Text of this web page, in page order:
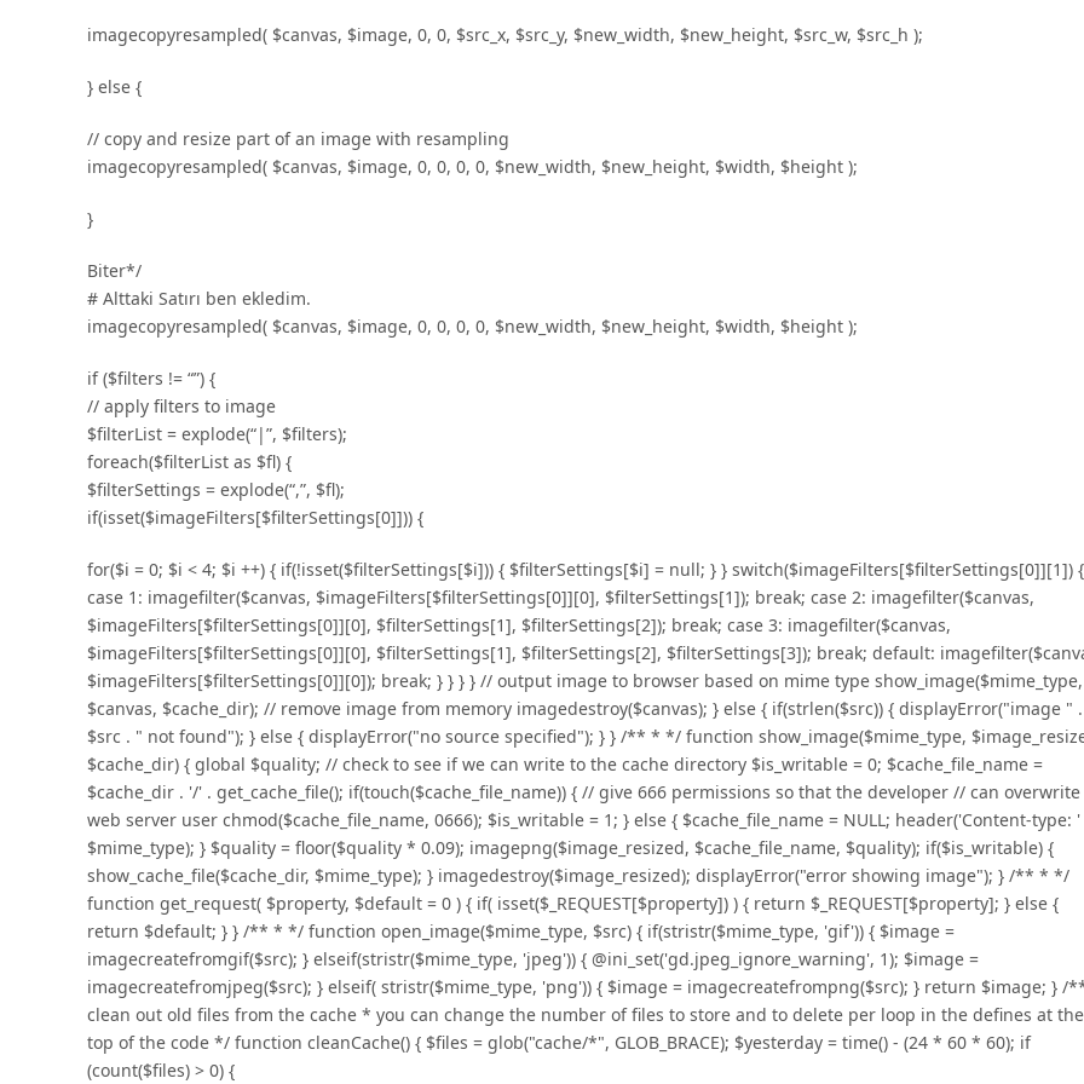
imagecopyresampled( $canvas, $image, 0, 0, $src_x, $src_y, $new_width, $new_height, $src_w, $src_h );
} else {
// copy and resize part of an image with resampling
imagecopyresampled( $canvas, $image, 0, 0, 0, 0, $new_width, $new_height, $width, $height );
}
Biter*/
# Alttaki Satırı ben ekledim.
imagecopyresampled( $canvas, $image, 0, 0, 0, 0, $new_width, $new_height, $width, $height );
if ($filters != “”) {
// apply filters to image
$filterList = explode(“|”, $filters);
foreach($filterList as $fl) {
$filterSettings = explode(“,”, $fl);
if(isset($imageFilters[$filterSettings[0]])) {
for($i = 0; $i < 4; $i ++) { if(!isset($filterSettings[$i])) { $filterSettings[$i] = null; } } switch($imageFilters[$filterSettings[0]][1]) {
case 1: imagefilter($canvas, $imageFilters[$filterSettings[0]][0], $filterSettings[1]); break; case 2: imagefilter($canvas,
$imageFilters[$filterSettings[0]][0], $filterSettings[1], $filterSettings[2]); break; case 3: imagefilter($canvas,
$imageFilters[$filterSettings[0]][0], $filterSettings[1], $filterSettings[2], $filterSettings[3]); break; default:
$imageFilters[$filterSettings[0]][0]); break; } } } } // output image to browser based on mime type show_image($mime_type,
$canvas, $cache_dir); // remove image from memory imagedestroy($canvas); } else { if(strlen($src)) { displayError("image " .
$src . " not found"); } else { displayError("no source specified"); } } /** * */ function show_image($mime_type,
$cache_dir) { global $quality; // check to see if we can write to the cache directory $is_writable = 0; $cache_file_name =
$cache_dir . '/' . get_cache_file(); if(touch($cache_file_name)) { // give 666 permissions so that the developer // can overwrite
web server user chmod($cache_file_name, 0666); $is_writable = 1; } else { $cache_file_name = NULL; header('Content-type: '
$mime_type); } $quality = floor($quality * 0.09); imagepng($image_resized, $cache_file_name, $quality); if($is_writable) {
show_cache_file($cache_dir, $mime_type); } imagedestroy($image_resized); displayError("error showing image"); } /** * */
function get_request( $property, $default = 0 ) { if( isset($_REQUEST[$property]) ) { return $_REQUEST[$property]; } else {
return $default; } } /** * */ function open_image($mime_type, $src) { if(stristr($mime_type, 'gif')) { $image =
imagecreatefromgif($src); } elseif(stristr($mime_type, 'jpeg')) { @ini_set('gd.jpeg_ignore_warning', 1); $image =
imagecreatefromjpeg($src); } elseif( stristr($mime_type, 'png')) { $image = imagecreatefrompng($src); } return $image; } /
clean out old files from the cache * you can change the number of files to store and to delete per loop in the defines at the
top of the code */ function cleanCache() { $files = glob("cache/*", GLOB_BRACE); $yesterday = time() - (24 * 60 * 60); if
(count($files) > 0) {